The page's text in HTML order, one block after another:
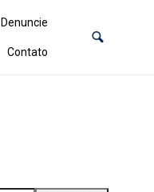
Denuncie
Contato